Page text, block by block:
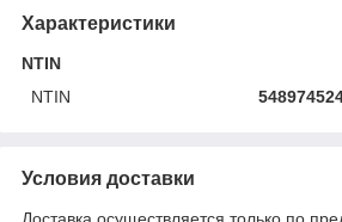
Характеристики
NTIN
NTIN
Условия доставки
Доставка осуществляется только по